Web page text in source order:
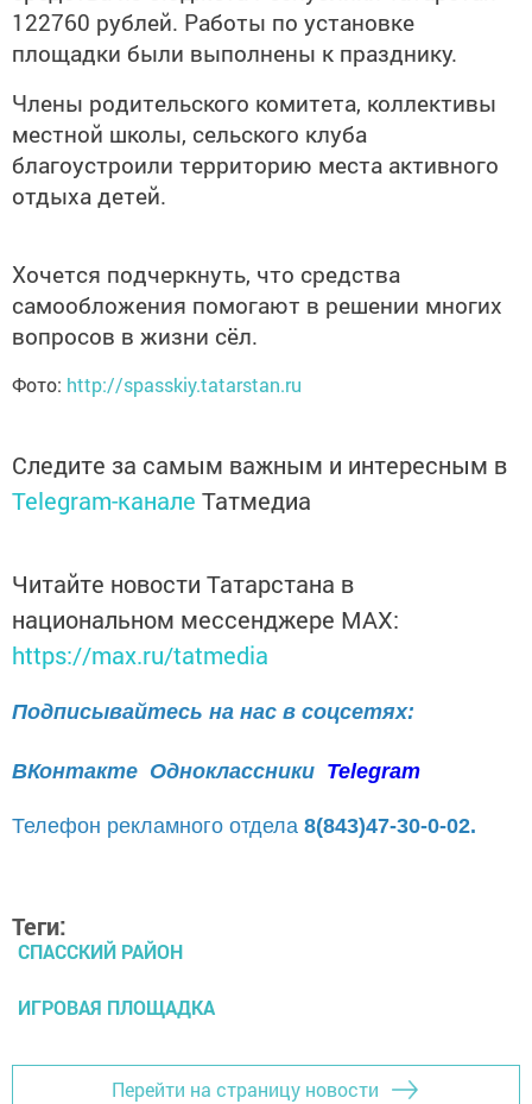
122760 рублей. Работы по установке
площадки были выполнены к празднику.
Члены родительского комитета, коллективы
местной школы, сельского клуба
благоустроили территорию места активного
отдыха детей.
Хочется подчеркнуть, что средства
самообложения помогают в решении многих
вопросов в жизни сёл.
Фото: http://spasskiy.tatarstan.ru
Следите за самым важным и интересным в
Telegram-канале Татмедиа
Читайте новости Татарстана в
национальном мессенджере MАХ:
https://max.ru/tatmedia
Подписывайтесь на нас в соцсетях:
ВКонтакте Одноклассники Telegram
Телефон рекламного отдела 8(843)47-30-0-02.
Теги:
СПАССКИЙ РАЙОН
ИГРОВАЯ ПЛОЩАДКА
Перейти на страницу новости